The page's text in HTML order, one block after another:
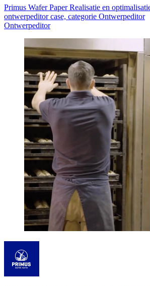
Primus Wafer Paper Realisatie en
ontwerpeditor case, categorie Ontwerpeditor
Ontwerpeditor